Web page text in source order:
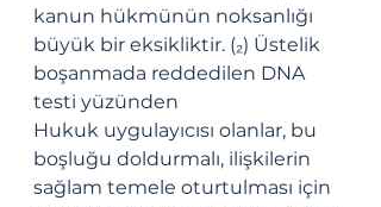
kanun hükmünün noksanlığı
büyük bir eksikliktir. (₂) Üstelik
boşanmada reddedilen DNA
testi yüzünden
Hukuk uygulayıcısı olanlar, bu
boşluğu doldurmalı, ilişkilerin
sağlam temele oturtulması için